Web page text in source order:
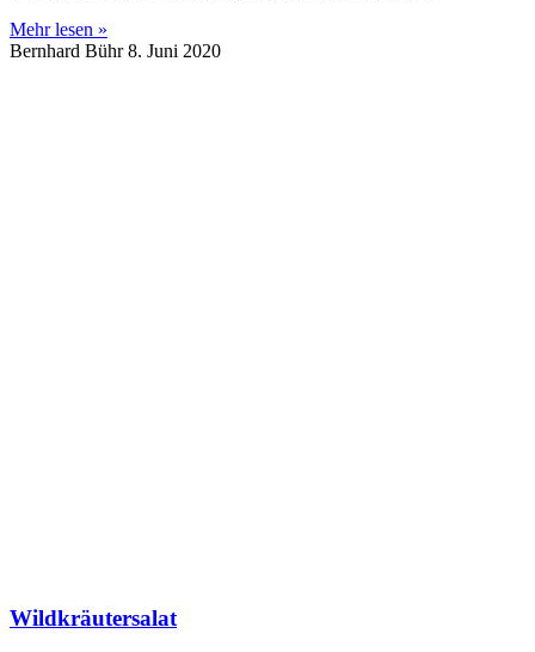
Mehr lesen »
Bernhard Bühr8. Juni 2020
Wildkräutersalat